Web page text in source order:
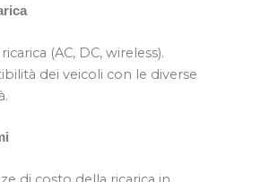
(AC, DC, wireless).
dei veicoli con le diverse